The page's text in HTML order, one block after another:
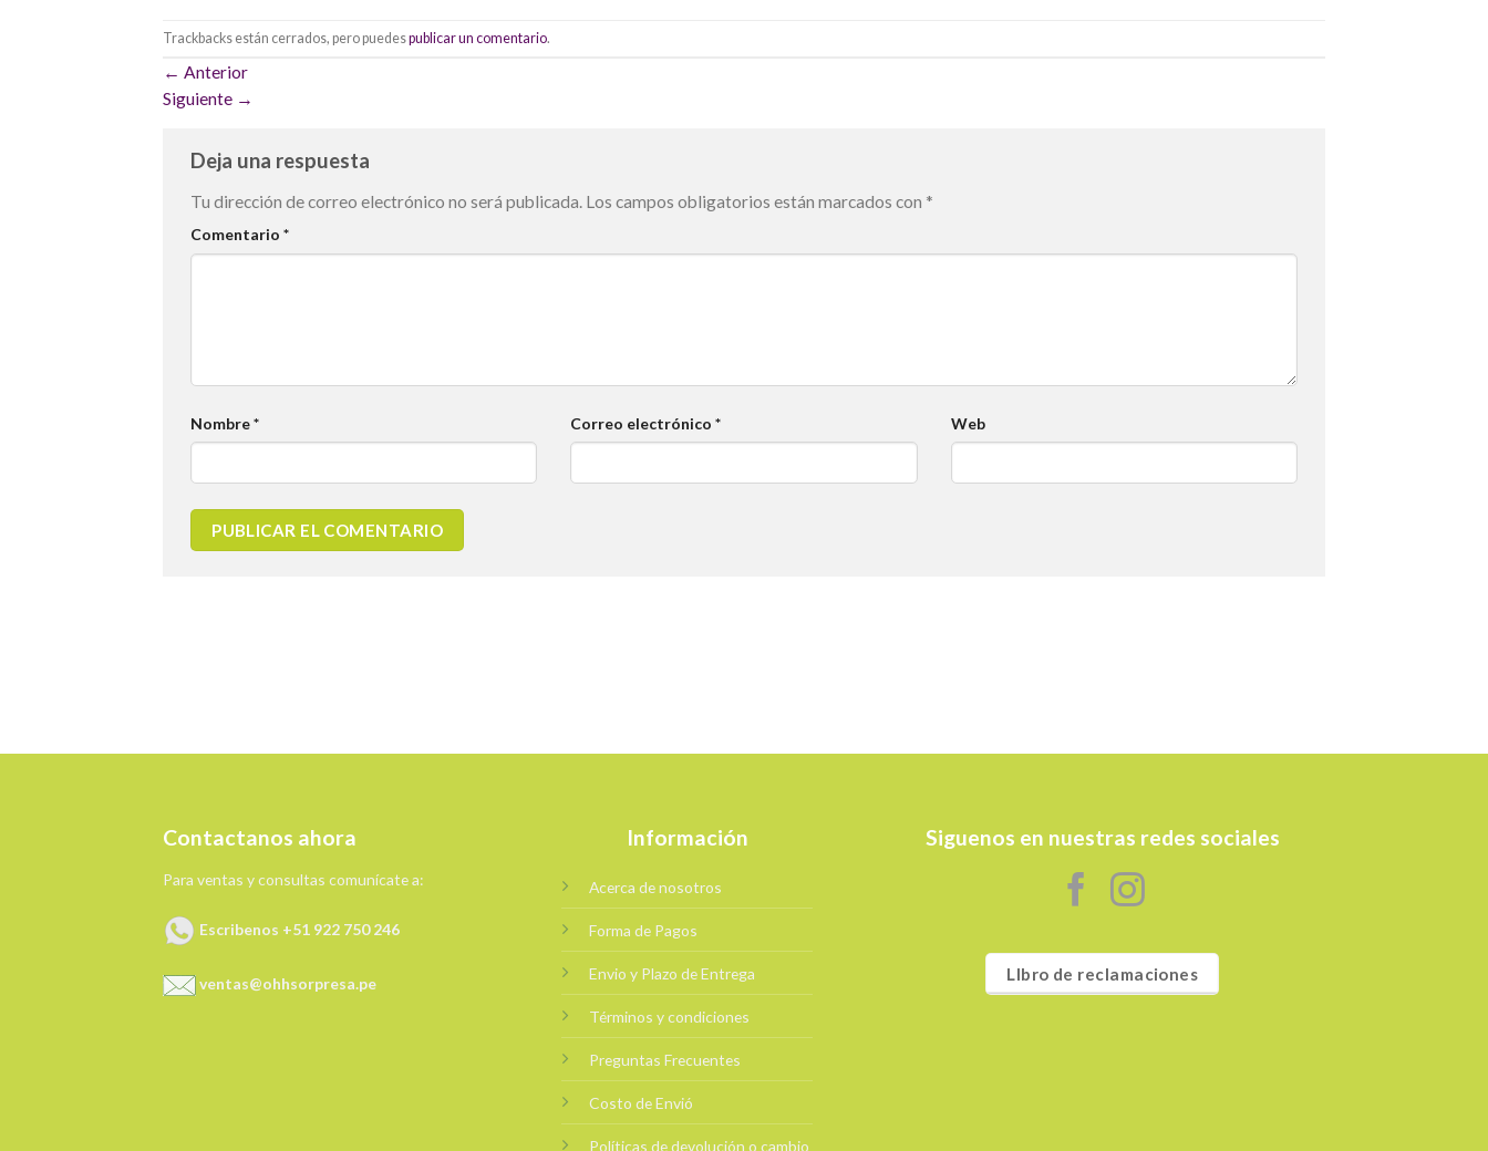
Trackbacks están cerrados, pero puedespublicar un comentario.
← Anterior
Siguiente →
Deja una respuesta
Tu dirección de correo electrónico no será publicada. Los campos obligatorios están marcados con *
Comentario *
Nombre* Correo electrónico* Web
Contactanos ahora
Para ventas y consultas comunícate a:
Escribenos +51 922 750 246
ventas@ohhsorpresa.pe
Información
Acerca de nosotros
Forma de Pagos
Envio y Plazo de Entrega
Términos y condiciones
Preguntas Frecuentes
Costo de Envió
Políticas de devolución o cambio
Siguenos en nuestras redes sociales
LIbro de reclamaciones